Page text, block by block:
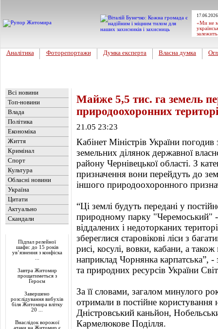
«Ми не
Аналітика Фоторепортажи Думка експерта Власна думка
Всі новини
Топ-новини
Влада
Політика
Економіка
Життя
Кримінал
Спорт
Культура
Обласні новини
Україна
Цитати
Актуально
Скандали
Підпал релейної
шафи: до 15 років
ув’язнення з конфіска
Завтра Житомир
прощатиметься з
Героєм
Завершено
розслідування вибухів
біля Житомира влітку
20 ...
Внаслідок ворожої
атаки на Житомир є
Майже 5,5 тис. га земель
природоохоронних
21.05 23:23
Кабінет Міністрів України
земельних ділянок державної
району Чернівецької області. З
призначення вони перейдуть до
іншого природоохоронного
“Ці землі будуть передані у
природному парку "Черемоський"
віддалених і недоторканих
збереглися старовікові ліси з
рисі, косулі, вовки, кабани, а
наприклад Чорнянка карпатська”, -
та природних ресурсів України
За її словами, загалом минулого
отримали в постійне
Дністровський каньйон,
Кармелюкове Поділля.